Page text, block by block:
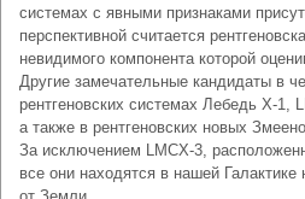
системах с явными признаками
перспективной считается
невидимого компонента которой
Другие замечательные кандидаты в
рентгеновских системах Лебедь X-1,
а также в рентгеновских новых
За исключением LMCX-3,
все они находятся в нашей